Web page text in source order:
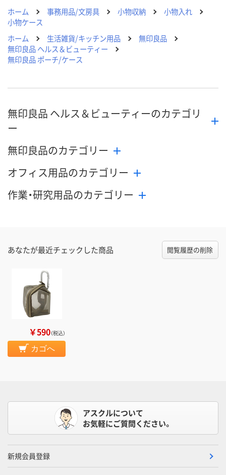
ホーム 事務用品/文房具 小物収納
小物入れ
小物ケース
ホーム
生活雑貨/キッチン用品
無印良品
無印良品 ヘルス＆ビューティー
無印良品 ポーチ/ケース
無印良品 ヘルス＆ビューティーのカテゴリ
ー
無印良品のカテゴリー
オフィス用品のカテゴリー
作業・研究用品のカテゴリー
あなたが最近チェックした商品 閲覧履歴の削除
￥590（税込）
カゴへ
アスクルについて
お気軽にご質問ください。
新規会員登録